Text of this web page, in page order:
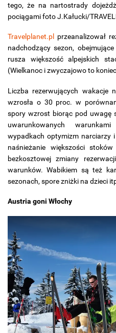
tego, że na nartostrady
pociągami foto J.Kałucki/
Travelplanet.pl przeanalizował
nadchodzący sezon,
rusza większość alpejskich
(Wielkanoc i zwyczajowo to
Liczba rezerwujących wakacje
wzrosła o 30 proc. w
spory wzrost biorąc pod uwagę
uwarunkowanych
wypadkach optymizm narciarzy
naśnieżanie większości
bezkosztowej zmiany
warunków. Wabikiem są też
sezonach, spore zniżki na dzieci
Austria goni Włochy